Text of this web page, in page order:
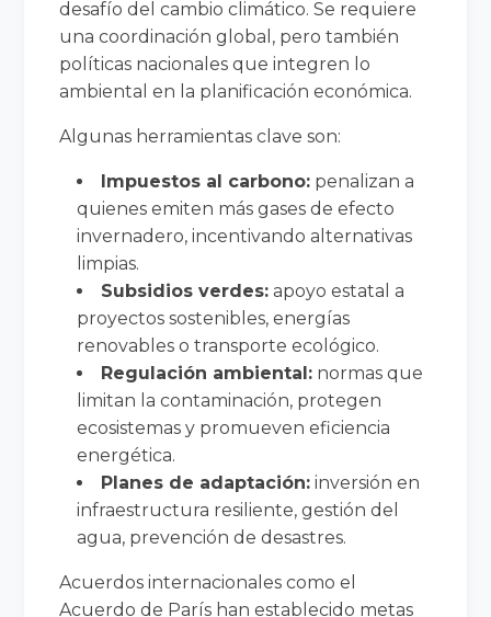
desafío del cambio climático. Se requiere
una coordinación global, pero también
políticas nacionales que integren lo
ambiental en la planificación económica.
Algunas herramientas clave son:
Impuestos al carbono: penalizan a
quienes emiten más gases de efecto
invernadero, incentivando alternativas
limpias.
Subsidios verdes: apoyo estatal a
proyectos sostenibles, energías
renovables o transporte ecológico.
Regulación ambiental: normas que
limitan la contaminación, protegen
ecosistemas y promueven eficiencia
energética.
Planes de adaptación: inversión en
infraestructura resiliente, gestión del
agua, prevención de desastres.
Acuerdos internacionales como el
Acuerdo de París han establecido metas